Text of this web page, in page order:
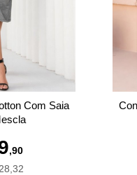
Com Saia
,90